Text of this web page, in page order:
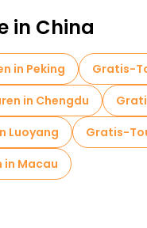
in China
in Peking Gratis-
in Chengdu
Luoyang Gratis-
Macau